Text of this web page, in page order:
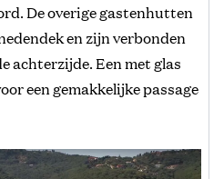
De overige gastenhutten
en zijn verbonden
achterzijde. Een met glas
een gemakkelijke passage